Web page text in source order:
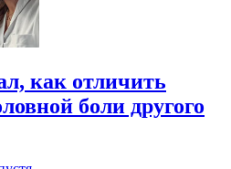
как отличить
боли другого